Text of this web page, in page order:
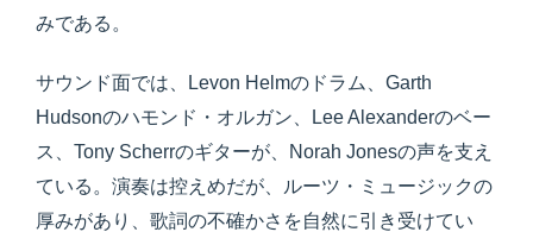
みである。
サウンド面では、Levon Helmのドラム、Garth
Hudsonのハモンド・オルガン、Lee Alexanderのベー
ス、Tony Scherrのギターが、Norah Jonesの声を支え
ている。演奏は控えめだが、ルーツ・ミュージックの
厚みがあり、歌詞の不確かさを自然に引き受けてい